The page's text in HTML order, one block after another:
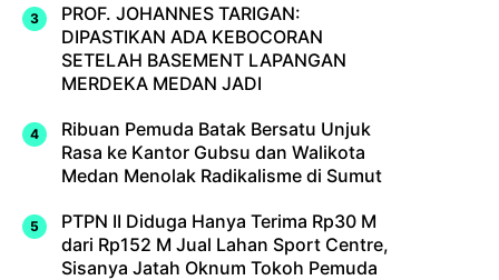
PROF. JOHANNES TARIGAN:
DIPASTIKAN ADA KEBOCORAN
SETELAH BASEMENT LAPANGAN
MERDEKA MEDAN JADI
Ribuan Pemuda Batak Bersatu Unjuk
Rasa ke Kantor Gubsu dan Walikota
Medan Menolak Radikalisme di Sumut
PTPN II Diduga Hanya Terima Rp30 M
dari Rp152 M Jual Lahan Sport Centre,
Sisanya Jatah Oknum Tokoh Pemuda